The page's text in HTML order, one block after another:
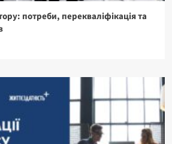
потреби, перекваліфікація та